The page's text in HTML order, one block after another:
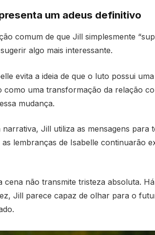
um adeus definitivo
comum de que Jill simplesmente
algo mais interessante.
evita a ideia de que o luto possui
como uma transformação da relação
mudança.
Jill utiliza as mensagens para
lembranças de Isabelle continuarão
cena não transmite tristeza absoluta.
Jill parece capaz de olhar para o